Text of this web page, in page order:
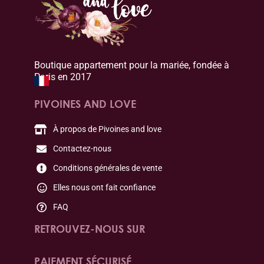
Boutique appartement pour la mariée, fondée à
Paris en 2017
PIVOINES AND LOVE
À propos de Pivoines and love
Contactez-nous
Conditions générales de vente
Elles nous ont fait confiance
FAQ
RETROUVEZ-NOUS SUR
PAIEMENT SÉCURISÉ